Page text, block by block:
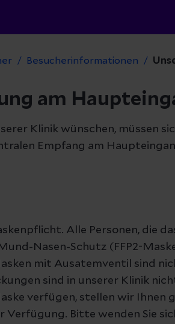
Besucherinformationen
am
Klinik wünschen, müssen
Empfang am
Alle Personen, die
Nasen-Schutz (FFP2-
mit Ausatemventil sind
sind in unserer Klinik
verfügen, stellen wir Ihnen
Bitte wenden Sie